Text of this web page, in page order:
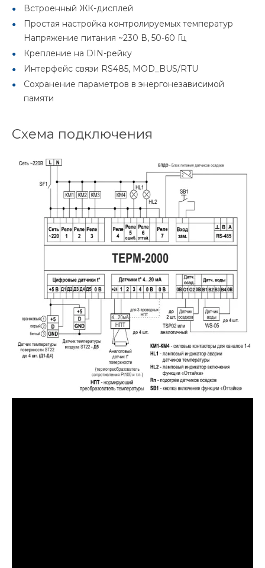
Встроенный ЖК-дисплей
Простая настройка контролируемых температур
Напряжение питания ~230 В, 50-60 Гц
Крепление на DIN-рейку
Интерфейс связи RS485, MOD_BUS/RTU
Сохранение параметров в энергонезависимой
памяти
Схема подключения